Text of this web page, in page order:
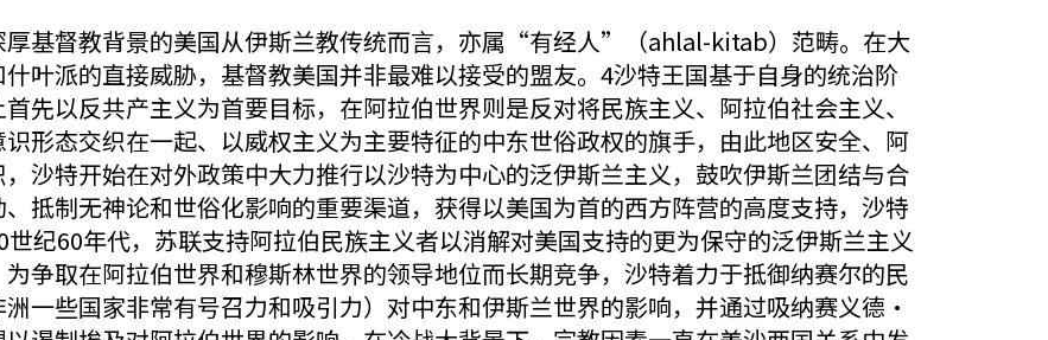
厚基督教背景的美国从伊斯兰教传统而言，亦属“有经人”（ahlal-kitab）范畴。在大
叶派的直接威胁，基督教美国并非最难以接受的盟友。4沙特王国基于自身的统治阶
先以反共产主义为首要目标，在阿拉伯世界则是反对将民族主义、阿拉伯社会主义、
形态交织在一起、以威权主义为主要特征的中东世俗政权的旗手，由此地区安全、阿
沙特开始在对外政策中大力推行以沙特为中心的泛伊斯兰主义，鼓吹伊斯兰团结与合
抵制无神论和世俗化影响的重要渠道，获得以美国为首的西方阵营的高度支持，沙特
纪60年代，苏联支持阿拉伯民族主义者以消解对美国支持的更为保守的泛伊斯兰主义
争取在阿拉伯世界和穆斯林世界的领导地位而长期竞争，沙特着力于抵御纳赛尔的民
一些国家非常有号召力和吸引力）对中东和伊斯兰世界的影响，并通过吸纳赛义德·